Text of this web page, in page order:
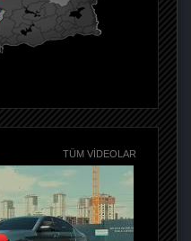
TÜM VIDEOLAR